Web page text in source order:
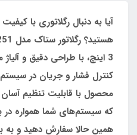
آیا به دنبال رگلاتوری با
3 اینچ، با طراحی دقیق و
کنترل فشار و جریان در
محصول با قابلیت تنظیم
که سیستم‌های شما همواره در
همین حالا سفارش دهید و به